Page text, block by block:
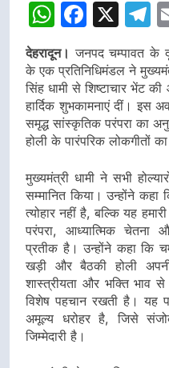
X
देहरादून। जनपद चम्पावत के
के एक प्रतिनिधिमंडल ने
सिंह धामी से शिष्टाचार भेंट
हार्दिक शुभकामनाएं दीं। इस
समृद्ध सांस्कृतिक परंपरा का
होली के पारंपरिक लोकगीतों
मुख्यमंत्री धामी ने सभी
सम्मानित किया। उन्होंने
त्योहार नहीं है, बल्कि यह
परंपरा, आध्यात्मिक चेतना
प्रतीक है। उन्होंने कहा कि
खड़ी और बैठकी होली अपनी
शास्त्रीयता और भक्ति भाव
विशेष पहचान रखती है। यह
अमूल्य धरोहर है, जिसे
जिम्मेदारी है।